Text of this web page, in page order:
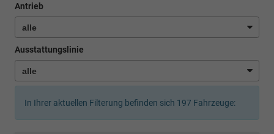
Antrieb
Ausstattungslinie
In Ihrer aktuellen Filterung befinden sich 197 Fahrzeuge: